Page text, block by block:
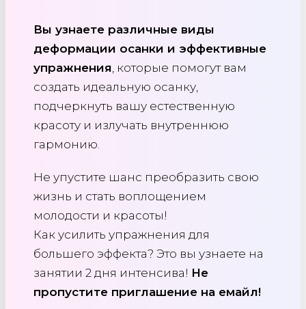
Вы узнаете различные виды
деформации осанки и эффективные
упражнения, которые помогут вам
создать идеальную осанку,
подчеркнуть вашу естественную
красоту и излучать внутреннюю
гармонию.
Не упустите шанс преобразить свою
жизнь и стать воплощением
молодости и красоты!
Как усилить упражнения для
большего эффекта? Это вы узнаете на
занятии 2 дня интенсива! Не
пропустите приглашение на емайл!